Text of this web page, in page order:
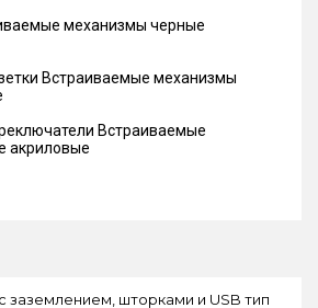
заземлением, шторками и USB тип
механизмы черные
Встраиваемые механизмы
Встраиваемые
акриловые